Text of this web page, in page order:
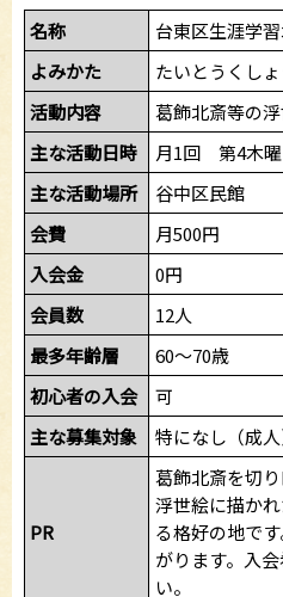
名称
台東区生涯学
よみかた
たいとうくし
活動内容
葛飾北斎等の
主な活動日時
月1回 第4木
主な活動場所
谷中区民館
会費
月500円
入会金
0円
会員数
12人
最多年齢層
60～70歳
初心者の入会
可
主な募集対象
特になし（成人
PR
葛飾北斎を切
浮世絵に描か
る格好の地で
がります。入
い。